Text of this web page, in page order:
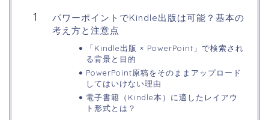
パワーポイントでKindle出版は可能？基本の
考え方と注意点
「Kindle出版 × PowerPoint」で検索され
る背景と目的
PowerPoint原稿をそのままアップロード
してはいけない理由
電子書籍（Kindle本）に適したレイアウ
ト形式とは？